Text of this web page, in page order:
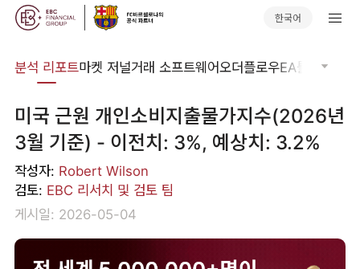
한국어
분석 리포트마켓 저널거래 소프트웨어오더플로우EA툴킷 트레
미국 근원 개인소비지출물가지수(2026년
3월 기준) - 이전치: 3%, 예상치: 3.2%
작성자: Robert Wilson
검토: EBC 리서치 및 검토 팀
게시일: 2026-05-04